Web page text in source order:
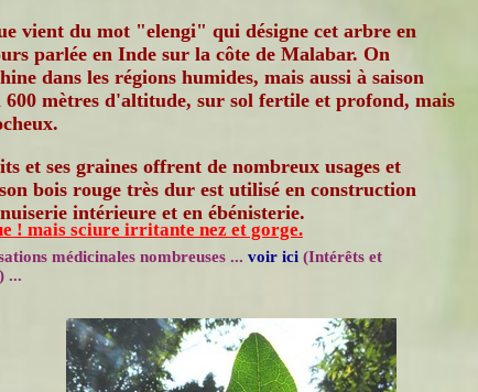
vient du mot "elengi" qui désigne cet arbre en
parlée en Inde sur la côte de Malabar. On
dans les régions humides, mais aussi à saison
600 mètres d'altitude, sur sol fertile et profond, mais
et ses graines offrent de nombreux usages et
bois rouge très dur est utilisé en construction
intérieure et en ébénisterie.
! mais sciure irritante nez et gorge.
médicinales nombreuses ... voir ici (Intérêts et
...